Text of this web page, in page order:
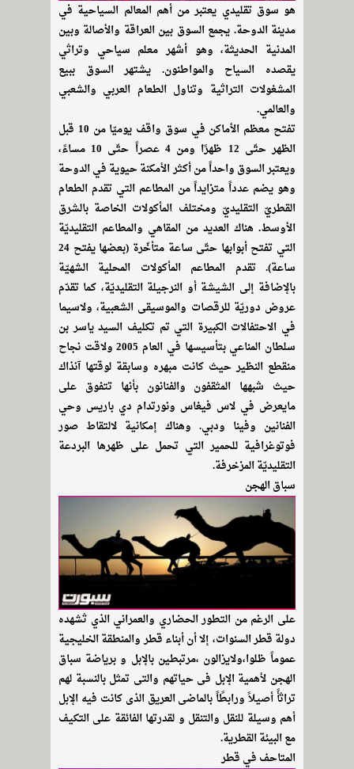
هو سوق تقليدي يعتبر من أهم المعالم السياحية في
مدينة الدوحة. يجمع السوق بين العراقة والأصالة وبين
المدنية الحديثة، وهو أشهر معلم سياحي وتراثي
يقصده السياح والمواطنون. يشتهر السوق ببيع
المشغولات التراثية وتناول الطعام العربي والشعبي
والعالمي.
تفتح معظم الأماكن في سوق واقف يوميّا من 10 قبل
الظهر حتّى 12 ظهرًا ومن 4 عصراً حتّى 10 مساءً،
ويعتبر السوق واحداً من أكثر الأمكنة حيوية في الدوحة
وهو يضم عدداً متزايداً من المطاعم التي تقدم الطعام
القطريّ التقليديّ ومختلف المأكولات الخاصة بالشرق
الأوسط. هناك العديد من المقاهي والمطاعم التقليديّة
التي تفتح أبوابها حتّى ساعة متأخّرة (بعضها يفتح 24
ساعة). تقدم المطاعم المأكولات المحلية الشهيّة
بالإضافة إلى الشيشة أو النرجيلة التقليديّة، كما تقدّم
عروض دوريّة للرقصات والموسيقى الشعبية، ولاسيما
في الاحتفالات الكبيرة التي تم تكليف السيد ياسر بن
سلطان المناعي بتأسيسها في العام 2005 ولاقت نجاح
منقطع النظير حيث كانت مبهره وسابقة لوقتها آنذاك
حيث شبهها المثقفون والفنانون بأنها تتفوق على
مايعرض في لاس فيغاس ونورتدام دي باريس وحي
الفنانين وفينا ودبي. وهناك إمكانية لالتقاط صور
فوتوغرافية للحمير التي تحمل على ظهرها البردعة
التقليديّة المزخرفة.
سباق الهجن
على الرغم من التطور الحضاري والعمراني الذي ثشهده
دولة قطر السنوات، إلا أن أبناء قطر والمنطقة الخليجية
عموماً ظلوا،ولايزالون ،مرتبطين بالإبل و برياضة سباق
الهجن لأهمية الإبل فى حياتهم والتى تمثل بالنسبة لهم
تراثأً أصيلاً ورابطًاً بالماضى العريق الذى كانت فيه الإبل
أهم وسيلة للنقل والتنقل و لقدرتها الفائقة على التكيف
مع البيئة القطرية.
المتاحف في قطر